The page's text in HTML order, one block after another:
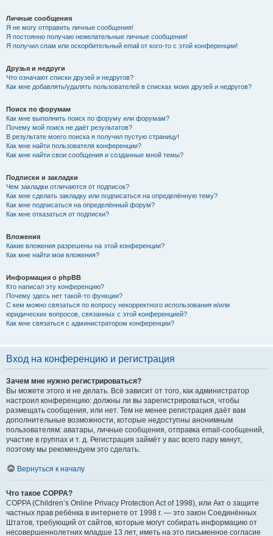
Личные сообщения
Я не могу отправить личные сообщения!
Я постоянно получаю нежелательные личные сообщения!
Я получил спам или оскорбительный email от кого-то с этой конференции!
Друзья и недруги
Что означают списки друзей и недругов?
Как мне добавлять/удалять пользователей в списках моих друзей и недругов?
Поиск по форумам
Как мне выполнить поиск по форуму или форумам?
Почему мой поиск не даёт результатов?
В результате моего поиска я получил пустую страницу!
Как мне найти пользователя конференции?
Как мне найти свои сообщения и созданные мной темы?
Подписки и закладки
Чем закладки отличаются от подписок?
Как мне сделать закладку или подписаться на определённую тему?
Как мне подписаться на определённый форум?
Как мне отказаться от подписки?
Вложения
Какие вложения разрешены на этой конференции?
Как мне найти мои вложения?
Информация о phpBB
Кто написал эту конференцию?
Почему здесь нет такой-то функции?
С кем можно связаться по вопросу некорректного использования и/или
юридических вопросов, связанных с этой конференцией?
Как мне связаться с администратором конференции?
Вход на конференцию и регистрация
Зачем мне нужно регистрироваться?
Вы можете этого и не делать. Всё зависит от того, как администратор
настроил конференцию: должны ли вы зарегистрироваться, чтобы
размещать сообщения, или нет. Тем не менее регистрация даёт вам
дополнительные возможности, которые недоступны анонимным
пользователям: аватары, личные сообщения, отправка email-сообщений,
участие в группах и т. д. Регистрация займёт у вас всего пару минут,
поэтому мы рекомендуем это сделать.
Вернуться к началу
Что такое COPPA?
COPPA (Children’s Online Privacy Protection Act of 1998), или Акт о защите
частных прав ребёнка в интернете от 1998 г. — это закон Соединённых
Штатов, требующий от сайтов, которые могут собирать информацию от
несовершеннолетних младше 13 лет, иметь на это письменное согласие